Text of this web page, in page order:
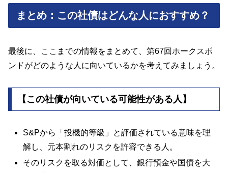
まとめ：この社債はどんな人におすすめ？
最後に、ここまでの情報をまとめて、第67回ホークスボ
ンドがどのような人に向いているかを考えてみましょう。
【この社債が向いている可能性がある人】
S&Pから「投機的等級」と評価されている意味を理
解し、元本割れのリスクを許容できる人。
そのリスクを取る対価として、銀行預金や国債を大